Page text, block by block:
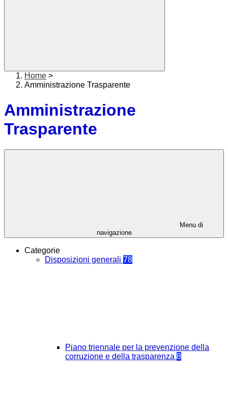
Home >
Amministrazione Trasparente
Amministrazione
Trasparente
Menu di
navigazione
Categorie
Disposizioni generali 78
Piano triennale per la prevenzione della
corruzione e della trasparenza 8